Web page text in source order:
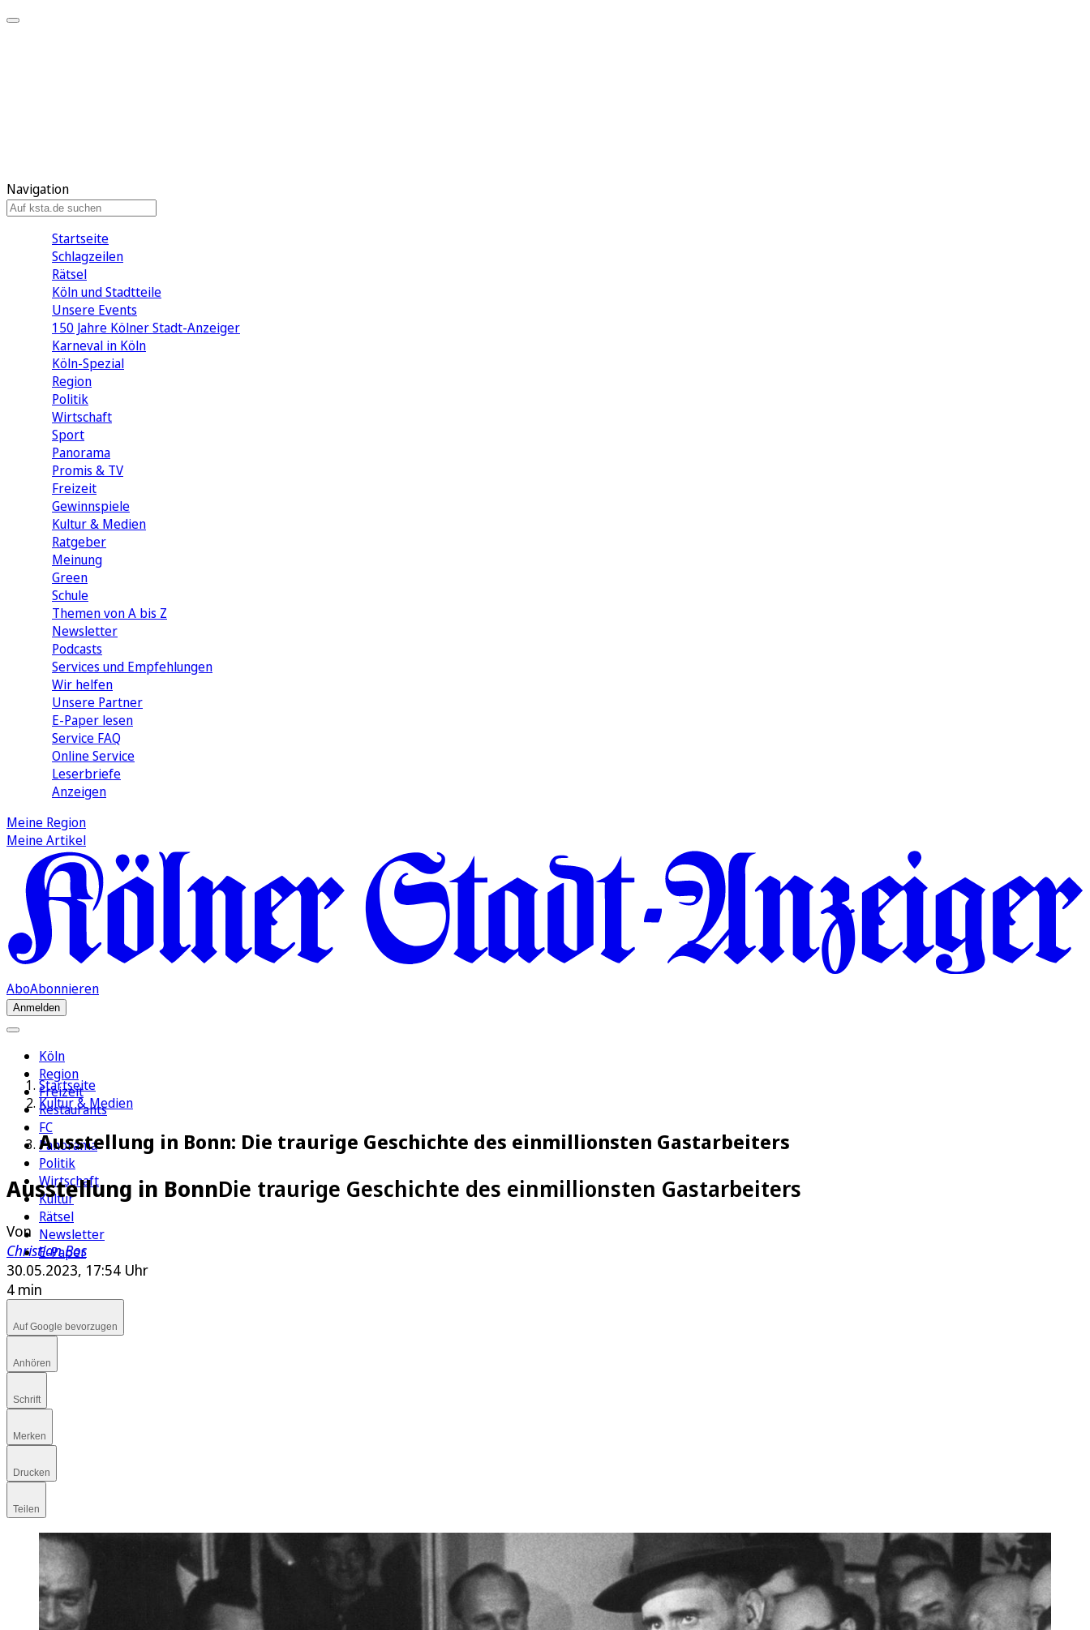
Navigation
Startseite
Schlagzeilen
Rätsel
Köln und Stadtteile
Unsere Events
150 Jahre Kölner Stadt-Anzeiger
Karneval in Köln
Köln-Spezial
Region
Politik
Wirtschaft
Sport
Panorama
Promis & TV
Freizeit
Gewinnspiele
Kultur & Medien
Ratgeber
Meinung
Green
Schule
Themen von A bis Z
Newsletter
Podcasts
Services und Empfehlungen
Wir helfen
Unsere Partner
E-Paper lesen
Service FAQ
Online Service
Leserbriefe
Anzeigen
Meine Region
Meine Artikel
AboAbonnieren
Anmelden
Köln
Region
Freizeit
Restaurants
FC
Panorama
Politik
Wirtschaft
Kultur
Rätsel
Newsletter
E-Paper
Startseite
Kultur & Medien
Ausstellung in Bonn: Die traurige Geschichte des einmillionsten Gastarbeiters
Ausstellung in BonnDie traurige Geschichte des einmillionsten Gastarbeiters
Von
Christian Bos
30.05.2023, 17:54 Uhr
4 min
Auf Google bevorzugen
Anhören
Schrift
Merken
Drucken
Teilen